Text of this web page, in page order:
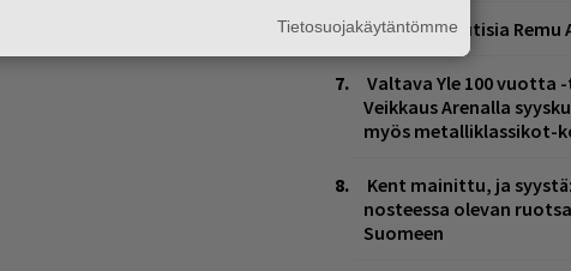
Mainioita uutisia Remu
Valtava Yle 100 vuotta
Veikkaus Arenalla
myös metalliklassikot-
Kent mainittu, ja
nosteessa olevan
Suomeen
Tietosuojakäytäntömme